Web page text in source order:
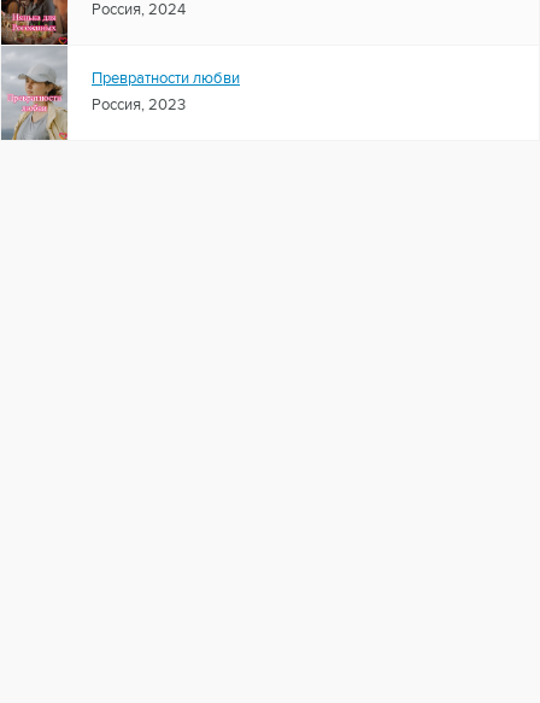
Россия, 2024
Превратности любви
Россия, 2023